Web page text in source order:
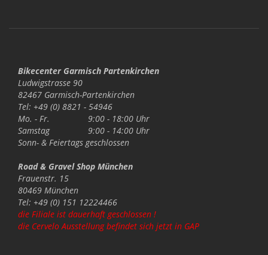
Bikecenter Garmisch Partenkirchen
Ludwigstrasse 90
82467 Garmisch-Partenkirchen
Tel: +49 (0) 8821 - 54946
Mo. - Fr.
9:00 - 18:00 Uhr
Samstag
9:00 - 14:00 Uhr
Sonn- & Feiertags geschlossen
Road & Gravel Shop München
Frauenstr. 15
80469 München
Tel: +49 (0) 151 12224466
die Filiale ist dauerhaft geschlossen !
die Cervelo Ausstellung befindet sich jetzt in GAP